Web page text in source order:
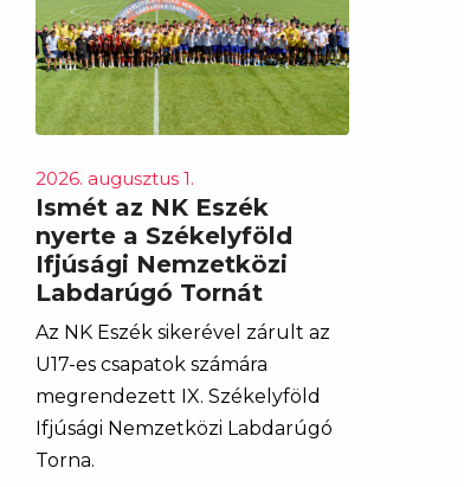
2026. augusztus 1.
Ismét az NK Eszék
nyerte a Székelyföld
Ifjúsági Nemzetközi
Labdarúgó Tornát
Az NK Eszék sikerével zárult az
U17-es csapatok számára
megrendezett IX. Székelyföld
Ifjúsági Nemzetközi Labdarúgó
Torna.